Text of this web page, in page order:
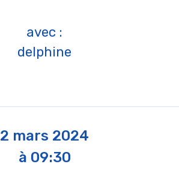
avec :
delphine
2 mars 2024
à 09:30